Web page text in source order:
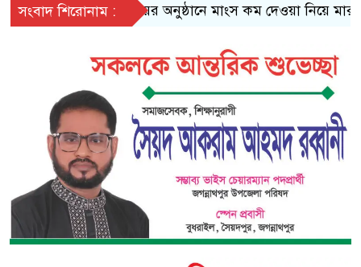
সংবাদ শিরোনাম :বিয়ের অনুষ্ঠানে মাংস কম দেওয়া নিয়ে